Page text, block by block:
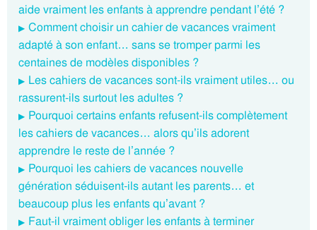
aide vraiment les enfants à apprendre pendant l’été ?
Comment choisir un cahier de vacances vraiment
adapté à son enfant… sans se tromper parmi les
centaines de modèles disponibles ?
Les cahiers de vacances sont-ils vraiment utiles… ou
rassurent-ils surtout les adultes ?
Pourquoi certains enfants refusent-ils complètement
les cahiers de vacances… alors qu’ils adorent
apprendre le reste de l’année ?
Pourquoi les cahiers de vacances nouvelle
génération séduisent-ils autant les parents… et
beaucoup plus les enfants qu’avant ?
Faut-il vraiment obliger les enfants à terminer